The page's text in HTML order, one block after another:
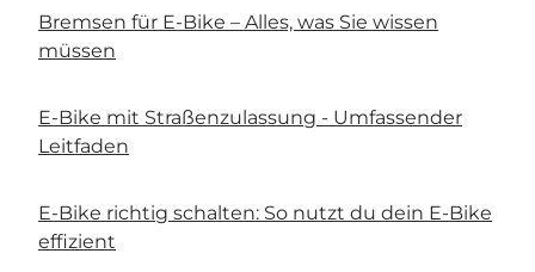
Bremsen für E-Bike – Alles, was Sie wissen
müssen
E-Bike mit Straßenzulassung - Umfassender
Leitfaden
E-Bike richtig schalten: So nutzt du dein E-Bike
effizient